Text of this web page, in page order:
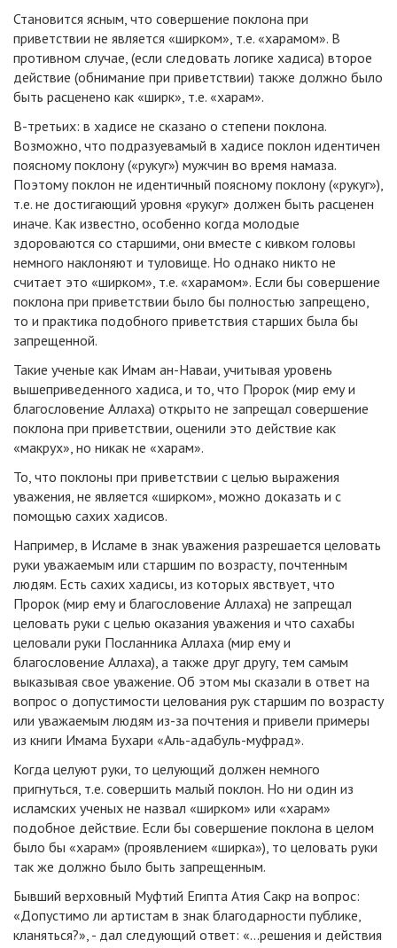
Становится ясным, что совершение поклона при
приветствии не является «ширком», т.е. «харамом». В
противном случае, (если следовать логике хадиса) второе
действие (обнимание при приветствии) также должно было
быть расценено как «ширк», т.е. «харам».
В-третьих: в хадисе не сказано о степени поклона.
Возможно, что подразуевамый в хадисе поклон идентичен
поясному поклону («рукуг») мужчин во время намаза.
Поэтому поклон не идентичный поясному поклону («рукуг»),
т.е. не достигающий уровня «рукуг» должен быть расценен
иначе. Как известно, особенно когда молодые
здороваются со старшими, они вместе с кивком головы
немного наклоняют и туловище. Но однако никто не
считает это «ширком», т.е. «харамом». Если бы совершение
поклона при приветствии было бы полностью запрещено,
то и практика подобного приветствия старших была бы
запрещенной.
Такие ученые как Имам ан-Наваи, учитывая уровень
вышеприведенного хадиса, и то, что Пророк (мир ему и
благословение Аллаха) открыто не запрещал совершение
поклона при приветствии, оценили это действие как
«макрух», но никак не «харам».
То, что поклоны при приветствии с целью выражения
уважения, не является «ширком», можно доказать и с
помощью сахих хадисов.
Например, в Исламе в знак уважения разрешается целовать
руки уважаемым или старшим по возрасту, почтенным
людям. Есть сахих хадисы, из которых явствует, что
Пророк (мир ему и благословение Аллаха) не запрещал
целовать руки с целью оказания уважения и что сахабы
целовали руки Посланника Аллаха (мир ему и
благословение Аллаха), а также друг другу, тем самым
выказывая свое уважение. Об этом мы сказали в ответ на
вопрос о допустимости целования рук старшим по возрасту
или уважаемым людям из-за почтения и привели примеры
из книги Имама Бухари «Аль-адабуль-муфрад».
Когда целуют руки, то целующий должен немного
пригнуться, т.е. совершить малый поклон. Но ни один из
исламских ученых не назвал «ширком» или «харам»
подобное действие. Если бы совершение поклона в целом
было бы «харам» (проявлением «ширка»), то целовать руки
так же должно было быть запрещенным.
Бывший верховный Муфтий Египта Атия Сакр на вопрос:
«Допустимо ли артистам в знак благодарности публике,
кланяться?», - дал следующий ответ: «...решения и действия